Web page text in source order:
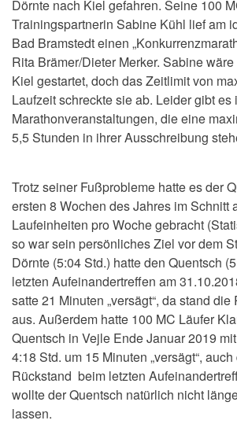
Dörnte nach Kiel gefahren. Seine 100
Trainingspartnerin Sabine Kühl lief am
Bad Bramstedt einen
Rita Brämer/Dieter Merker. Sabine
Kiel gestartet, doch das Zeitlimit von
Laufzeit schreckte sie ab. Leider gibt es
Marathonveranstaltungen, die eine
5,5 Stunden in ihrer Ausschreibung
Trotz seiner Fußprobleme hatte es der
ersten 8 Wochen des Jahres im Schnitt
Laufeinheiten pro Woche gebracht
so war sein persönliches Ziel vor dem
Dörnte (5:04 Std.) hatte den Quentsch
letzten Aufeinandertreffen am
satte 21 Minuten „versägt“, da stand
aus. Außerdem hatte 100 MC Läufer
Quentsch in Vejle Ende Januar 2019
4:18 Std. um 15 Minuten „versägt“,
Rückstand beim letzten
wollte der Quentsch natürlich nicht
lassen.